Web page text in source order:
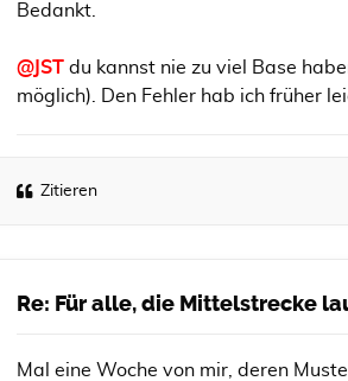
Bedankt.
@JST du kannst nie zu viel Base
möglich). Den Fehler hab ich früher
Zitieren
Re: Für alle, die Mittelstrecke
Mal eine Woche von mir, deren